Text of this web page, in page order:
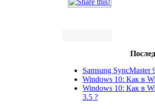
Samsung
Windows 10: Как в
Windows 10: Как в
3.5 ?